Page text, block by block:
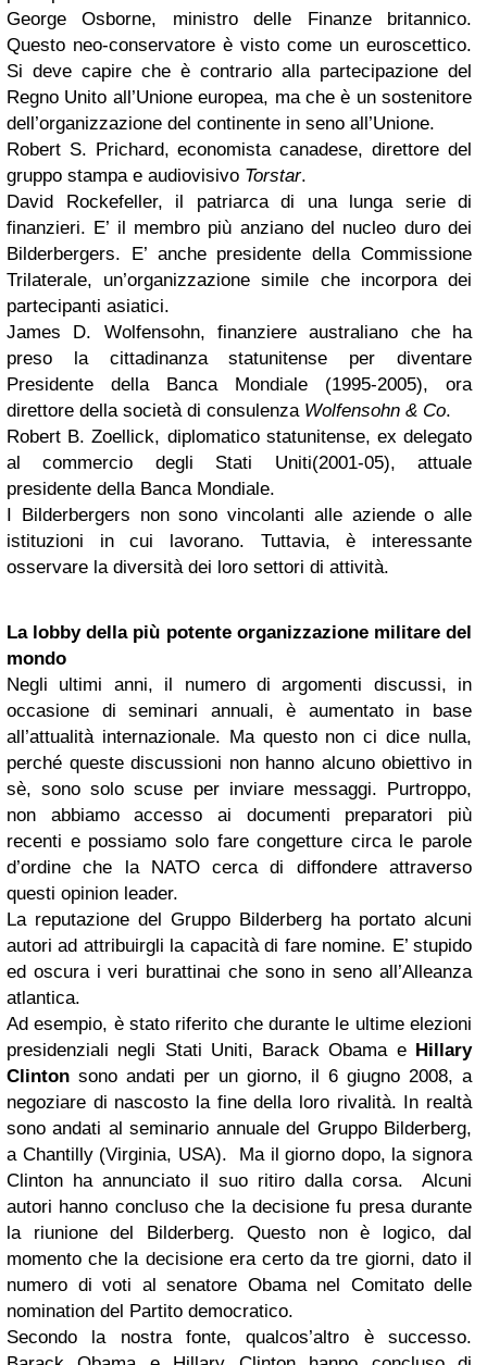
George Osborne, ministro delle Finanze britannico.
Questo neo-conservatore è visto come un euroscettico.
Si deve capire che è contrario alla partecipazione del
Regno Unito all’Unione europea, ma che è un sostenitore
dell’organizzazione del continente in seno all’Unione.
Robert S. Prichard, economista canadese, direttore del
gruppo stampa e audiovisivo Torstar.
David Rockefeller, il patriarca di una lunga serie di
finanzieri. E’ il membro più anziano del nucleo duro dei
Bilderbergers. E’ anche presidente della Commissione
Trilaterale, un’organizzazione simile che incorpora dei
partecipanti asiatici.
James D. Wolfensohn, finanziere australiano che ha
preso la cittadinanza statunitense per diventare
Presidente della Banca Mondiale (1995-2005), ora
direttore della società di consulenza Wolfensohn & Co.
Robert B. Zoellick, diplomatico statunitense, ex delegato
al commercio degli Stati Uniti(2001-05), attuale
presidente della Banca Mondiale.
I Bilderbergers non sono vincolanti alle aziende o alle
istituzioni in cui lavorano. Tuttavia, è interessante
osservare la diversità dei loro settori di attività.
La lobby della più potente organizzazione militare del
mondo
Negli ultimi anni, il numero di argomenti discussi, in
occasione di seminari annuali, è aumentato in base
all’attualità internazionale. Ma questo non ci dice nulla,
perché queste discussioni non hanno alcuno obiettivo in
sè, sono solo scuse per inviare messaggi. Purtroppo,
non abbiamo accesso ai documenti preparatori più
recenti e possiamo solo fare congetture circa le parole
d’ordine che la NATO cerca di diffondere attraverso
questi opinion leader.
La reputazione del Gruppo Bilderberg ha portato alcuni
autori ad attribuirgli la capacità di fare nomine. E’ stupido
ed oscura i veri burattinai che sono in seno all’Alleanza
atlantica.
Ad esempio, è stato riferito che durante le ultime elezioni
presidenziali negli Stati Uniti, Barack Obama e Hillary
Clinton sono andati per un giorno, il 6 giugno 2008, a
negoziare di nascosto la fine della loro rivalità. In realtà
sono andati al seminario annuale del Gruppo Bilderberg,
a Chantilly (Virginia, USA). Ma il giorno dopo, la signora
Clinton ha annunciato il suo ritiro dalla corsa. Alcuni
autori hanno concluso che la decisione fu presa durante
la riunione del Bilderberg. Questo non è logico, dal
momento che la decisione era certo da tre giorni, dato il
numero di voti al senatore Obama nel Comitato delle
nomination del Partito democratico.
Secondo la nostra fonte, qualcos’altro è successo.